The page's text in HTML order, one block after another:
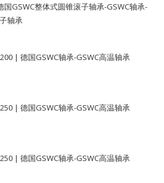
国GSWC整体式圆锥滚子轴承-GSWC轴承-
轴承
| 德国GSWC轴承-GSWC高温轴承
| 德国GSWC轴承-GSWC高温轴承
| 德国GSWC轴承-GSWC高温轴承